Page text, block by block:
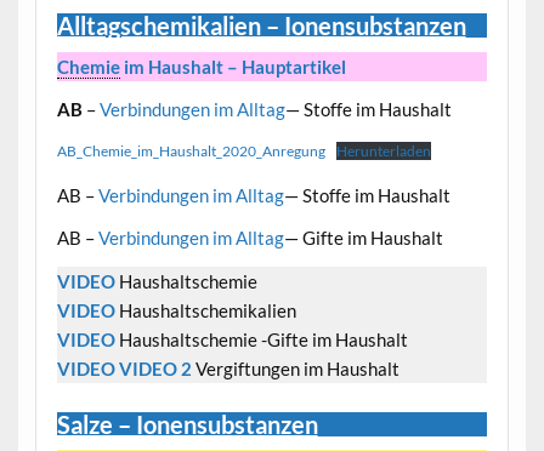
Alltagschemikalien – Ionensubstanzen
Chemieim Haushalt – Hauptartikel
AB –Verbindungen im Alltag— Stoffe im Haushalt
AB_Chemie_im_Haushalt_2020_Anregung Herunterladen
AB –Verbindungen im Alltag— Stoffe im Haushalt
AB –Verbindungen im Alltag— Gifte im Haushalt
VIDEOHaushaltschemie
VIDEOHaushaltschemikalien
VIDEOHaushaltschemie -Gifte im Haushalt
VIDEOVIDEO 2 Vergiftungen im Haushalt
Salze – Ionensubstanzen